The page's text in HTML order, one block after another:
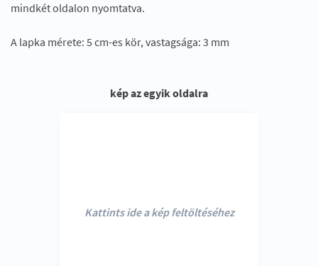
mindkét oldalon nyomtatva.
A lapka mérete: 5 cm-es kör, vastagsága: 3 mm
kép az egyik oldalra
Kattints ide a kép feltöltéséhez